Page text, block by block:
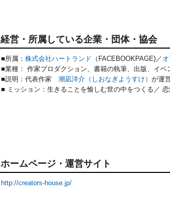
経営・所属している企業・団体・協会
■所属： 株式会社ハートランド （FACEBOOKPAGE)／
■業種： 作家プロダクション、書籍の執筆、出版、イベ
■説明：代表作家 潮凪洋介（しおなぎようすけ） が運
■ ミッション：生きることを愉しむ世の中をつくる／
ホームページ・運営サイト
http://creators-house.jp/